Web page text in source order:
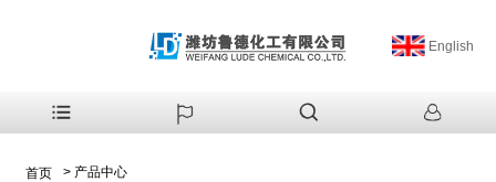
English
首页 > 产品中心